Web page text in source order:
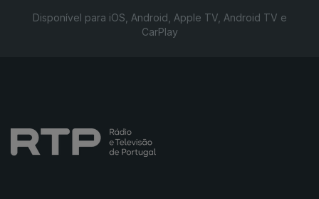
Disponível para iOS, Android, Apple TV, Android TV e
CarPlay